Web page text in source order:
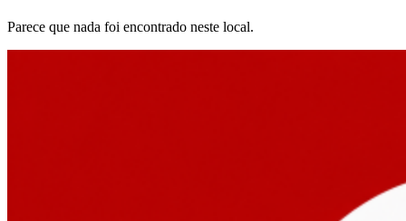
Parece que nada foi encontrado neste local.